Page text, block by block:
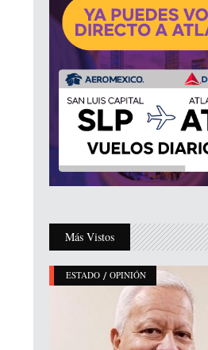
Más Vistos
ESTADO / OPINIÓN